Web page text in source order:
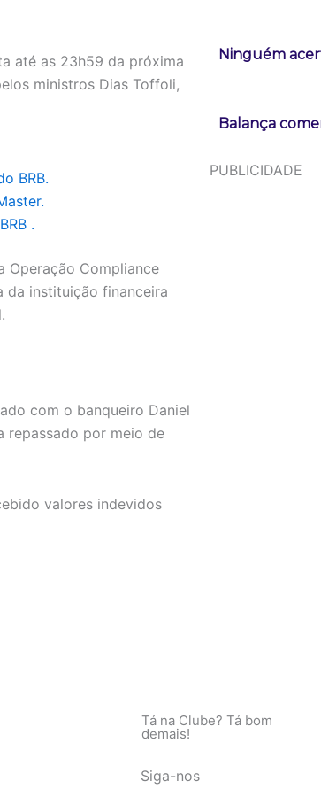
até as 23h59 da próxima
ministros Dias Toffoli,
BRB.
.
Operação Compliance
da instituição financeira
com o banqueiro Daniel
repassado por meio de
valores indevidos
Ninguém
Balança
PUBLICIDADE
Tá na Clube? Tá bom
demais!
Siga-nos